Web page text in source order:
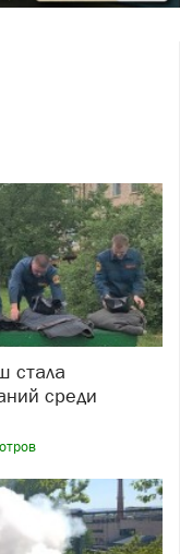
среди